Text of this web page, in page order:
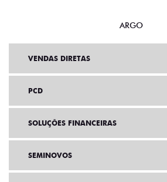
ARGO
VENDAS DIRETAS
PCD
SOLUÇÕES FINANCEIRAS
SEMINOVOS